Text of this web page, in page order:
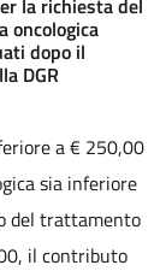
oncologica
dopo il
DGR
a € 250,00
sia inferiore
del trattamento
il contributo